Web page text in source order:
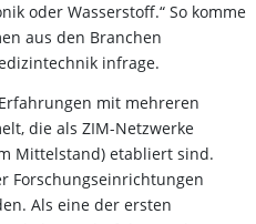
oder Wasserstoff.“ So komme
aus den Branchen
infrage.
mit mehreren
die als ZIM-Netzwerke
Mittelstand) etabliert sind.
Forschungseinrichtungen
Als eine der ersten